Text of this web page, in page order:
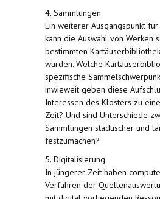
4. Sammlungen
Ein weiterer Ausgangspunkt
kann die Auswahl von Werken
bestimmten
wurden. Welche
spezifische
inwieweit geben diese
Interessen des Klosters zu
Zeit? Und sind Unterschiede
Sammlungen städtischer und
festzumachen?
5. Digitalisierung
In jüngerer Zeit haben
Verfahren der